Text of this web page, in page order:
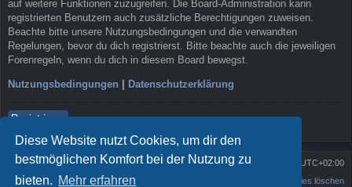
Diese Website nutzt Cookies, um dir den
bestmöglichen Komfort bei der Nutzung zu
bieten. Mehr erfahren
auf weitere Funktionen zuzugreifen. Die Board-Administration kann
registrierten Benutzern auch zusätzliche Berechtigungen zuweisen.
Beachte bitte unsere Nutzungsbedingungen und die verwandten
Regelungen, bevor du dich registrierst. Bitte beachte auch die jeweiligen
Forenregeln, wenn du dich in diesem Board bewegst.
Nutzungsbedingungen | Datenschutzerklärung
Registrieren
Portal Foren-Übersicht Alle Zeiten sind
UTC+02:00
Alle Cookies löschen